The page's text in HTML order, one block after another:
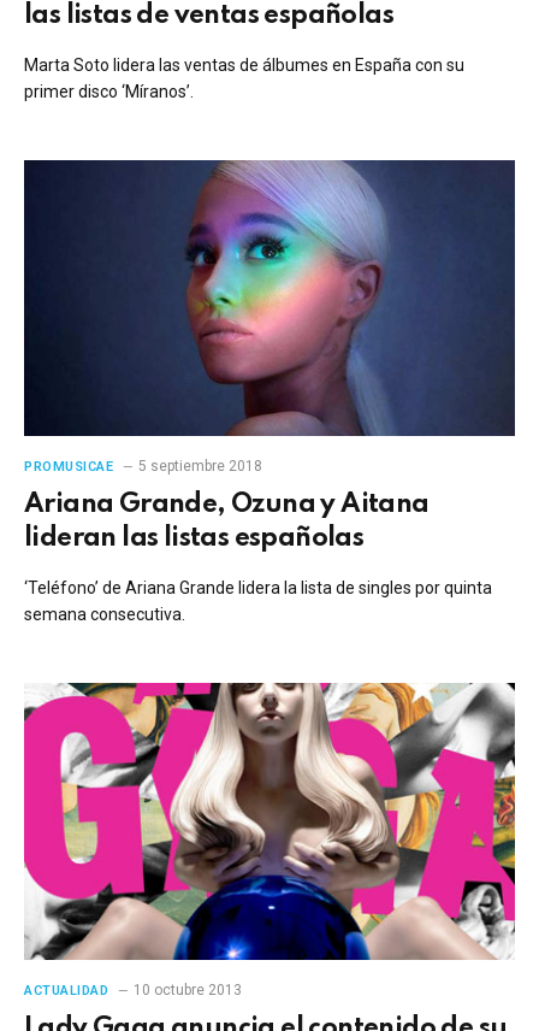
las listas de ventas españolas
Marta Soto lidera las ventas de álbumes en España con su
primer disco ‘Míranos’.
PROMUSICAE 5 septiembre 2018
Ariana Grande, Ozuna y Aitana
lideran las listas españolas
‘Teléfono’ de Ariana Grande lidera la lista de singles por quinta
semana consecutiva.
ACTUALIDAD 10 octubre 2013